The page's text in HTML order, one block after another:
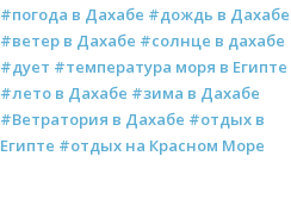
#погода в Дахабе #дождь в Дахабе
#ветер в Дахабе #солнце в дахабе
#дует #температура моря в Египте
#лето в Дахабе #зима в Дахабе
#Ветратория в Дахабе #отдых в
Египте #отдых на Красном Море